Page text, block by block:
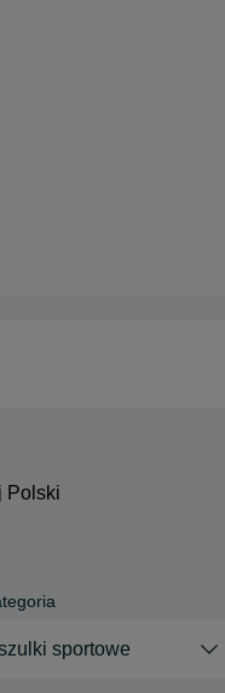
Polski
sportowe